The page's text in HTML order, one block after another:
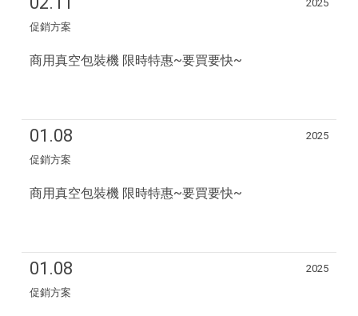
2025
促銷方案
商用真空包裝機 限時特惠~要買要快~
01.08
2025
促銷方案
商用真空包裝機 限時特惠~要買要快~
01.08
2025
促銷方案